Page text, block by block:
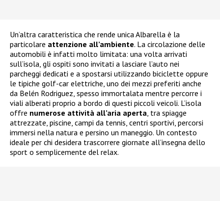
Un’altra caratteristica che rende unica Albarella è la
particolare attenzione all’ambiente. La circolazione delle
automobili è infatti molto limitata: una volta arrivati
sull’isola, gli ospiti sono invitati a lasciare l’auto nei
parcheggi dedicati e a spostarsi utilizzando biciclette oppure
le tipiche golf-car elettriche, uno dei mezzi preferiti anche
da Belén Rodriguez, spesso immortalata mentre percorre i
viali alberati proprio a bordo di questi piccoli veicoli. L’isola
offre numerose attività all’aria aperta , tra spiagge
attrezzate, piscine, campi da tennis, centri sportivi, percorsi
immersi nella natura e persino un maneggio. Un contesto
ideale per chi desidera trascorrere giornate all’insegna dello
sport o semplicemente del relax.